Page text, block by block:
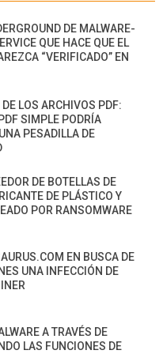
DE MALWARE-
QUE HACE QUE EL
“VERIFICADO” EN
DE LOS ARCHIVOS PDF:
SIMPLE PODRÍA
PESADILLA DE
DE BOTELLAS DE
DE PLÁSTICO Y
POR RANSOMWARE
EN BUSCA DE
UNA INFECCIÓN DE
A TRAVÉS DE
LAS FUNCIONES DE